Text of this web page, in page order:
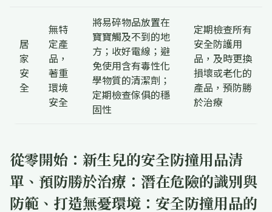
居
家
安
全
無特
定產
品，
著重
環境
安全
將易碎物品放置在
寶寶觸及不到的地
方；收好電線；避
免使用含有毒性化
學物質的清潔劑；
定期檢查傢俱的穩
固性
定期檢查所有
安全防護用
品，及時更換
損壞或老化的
產品，預防勝
於治療
從零開始：新生兒的安全防撞用品清
單、預防勝於治療：潛在危險的識別與
防範、打造無憂環境：安全防撞用品的